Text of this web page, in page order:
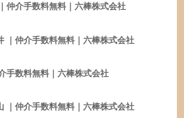
仲介手数料無料｜六棒株式会社
｜仲介手数料無料｜六棒株式会社
手数料無料｜六棒株式会社
｜仲介手数料無料｜六棒株式会社